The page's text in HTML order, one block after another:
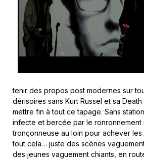
tenir des propos post modernes sur
dérisoires sans Kurt Russel et sa
mettre fin à tout ce tapage. Sans
infecte et bercée par le ronronnement
tronçonneuse au loin pour achever les
tout cela… juste des scènes
des jeunes vaguement chiants, en